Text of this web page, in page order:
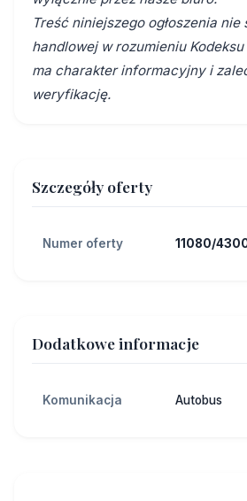
Treść niniejszego ogłoszenia
handlowej w rozumieniu
ma charakter informacyjny i
weryfikację.
Szczegóły oferty
Numer oferty 11080/
Dodatkowe informacje
Komunikacja Autobus